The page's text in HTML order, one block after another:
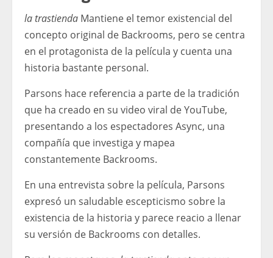
la trastienda Mantiene el temor existencial del
concepto original de Backrooms, pero se centra
en el protagonista de la película y cuenta una
historia bastante personal.
Parsons hace referencia a parte de la tradición
que ha creado en su video viral de YouTube,
presentando a los espectadores Async, una
compañía que investiga y mapea
constantemente Backrooms.
En una entrevista sobre la película, Parsons
expresó un saludable escepticismo sobre la
existencia de la historia y parece reacio a llenar
su versión de Backrooms con detalles.